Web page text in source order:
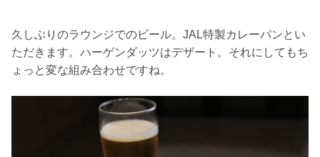
久しぶりのラウンジでのビール。JAL特製カレーパンとい
ただきます。ハーゲンダッツはデザート。それにしてもち
ょっと変な組み合わせですね。